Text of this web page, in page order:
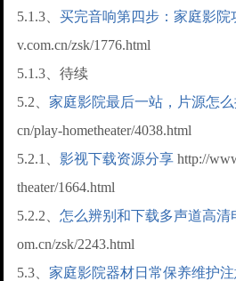
5.1.3、买完音响第四步：家庭影院
v.com.cn/zsk/1776.html
5.1.3、待续
5.2、家庭影院最后一站，片源怎么
cn/play-hometheater/4038.html
5.2.1、影视下载资源分享 http://
theater/1664.html
5.2.2、怎么辨别和下载多声道高清
om.cn/zsk/2243.html
5.3、家庭影院器材日常保养维护